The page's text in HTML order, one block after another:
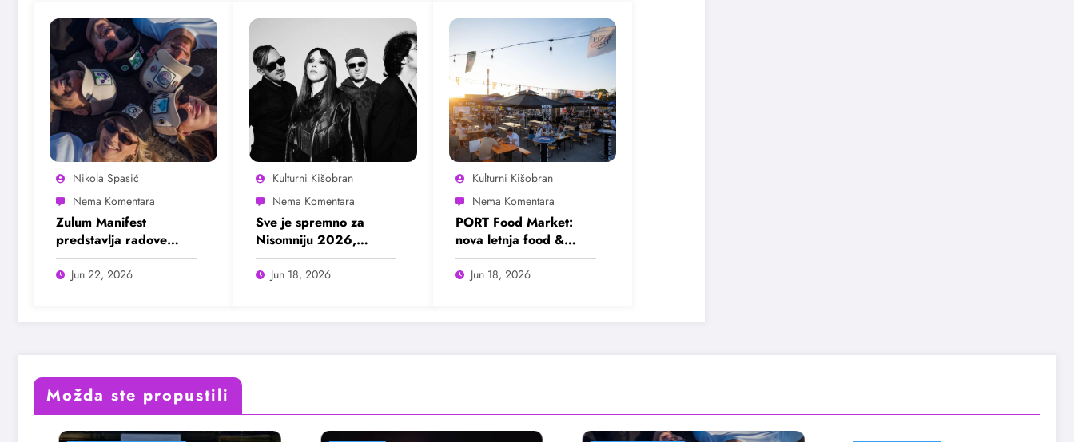
Nikola Spasić
Zulum Manifest
predstavlja radove
deset finalista u
Madlenianumu
Jun 22, 2026
Kulturni Kišobran
Sve je spremno za
Nisomniju 2026,
pogledajte program
Jun 18, 2026
Kulturni Kišobran
PORT Food Market:
nova letnja food &
lifestyle destinacija
Beograda
Jun 18, 2026
Možda ste propustili